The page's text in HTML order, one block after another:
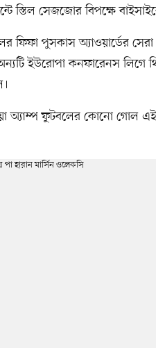
স্তিল সেজজোর বিপক্ষে
পুসকাস অ্যাওয়ার্ডের সেরা
ইউরোপা কনফারেনস লিগে
অ্যাম্প ফুটবলের কোনো গোল এই